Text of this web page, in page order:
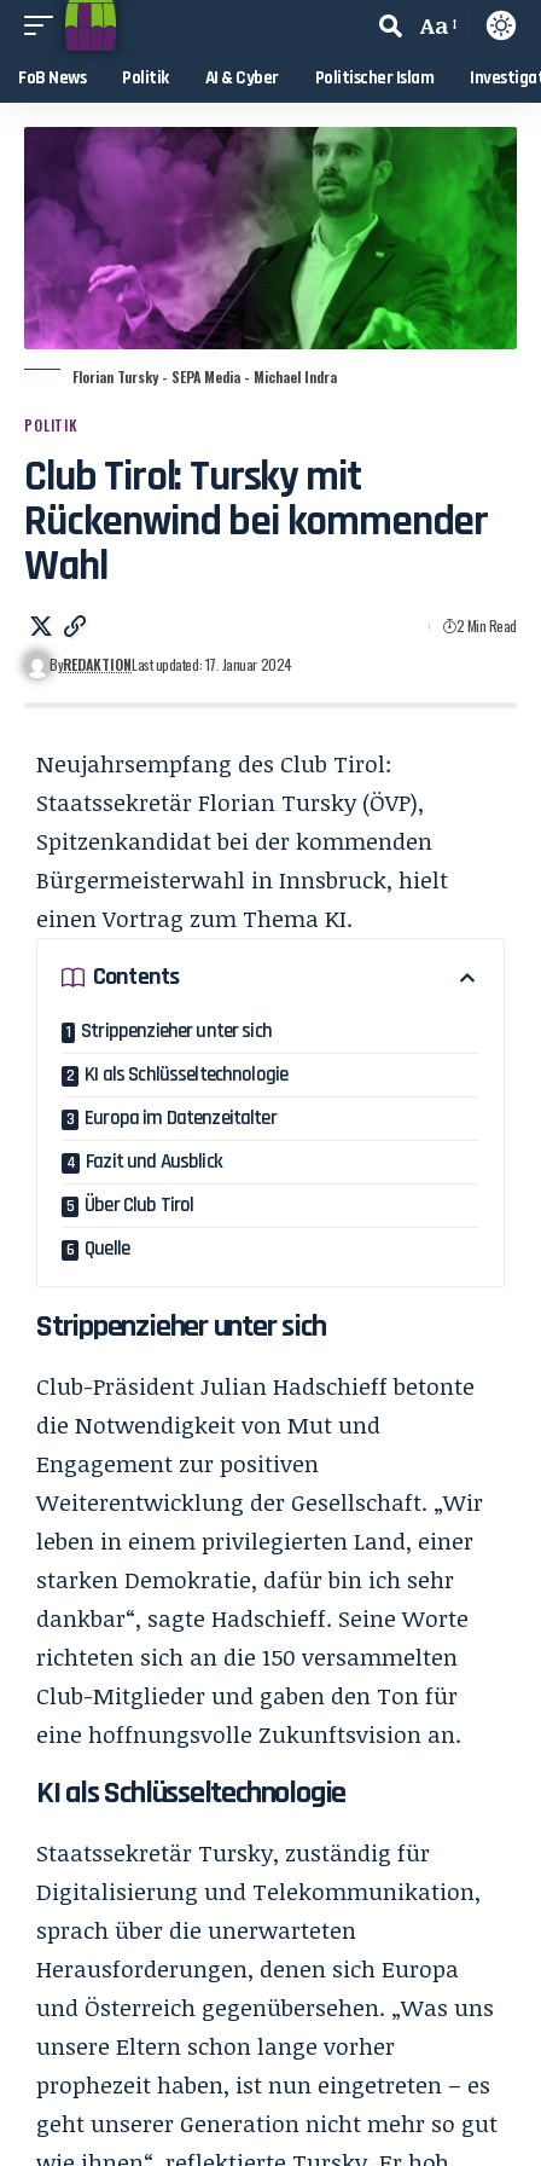
Aa
FoB News Politik AI & Cyber Politischer Islam
Florian Tursky - SEPA Media - Michael Indra
POLITIK
Club Tirol: Tursky mit
Rückenwind bei kommender
Wahl
ByREDAKTIONLast updated: 17. Januar 2024
2 Min Read
Neujahrsempfang des Club Tirol:
Staatssekretär Florian Tursky (ÖVP),
Spitzenkandidat bei der kommenden
Bürgermeisterwahl in Innsbruck, hielt
einen Vortrag zum Thema KI.
Contents
Strippenzieher unter sich
KI als Schlüsseltechnologie
Europa im Datenzeitalter
Fazit und Ausblick
Über Club Tirol
Quelle
Strippenzieher unter sich
Club-Präsident Julian Hadschieff betonte
die Notwendigkeit von Mut und
Engagement zur positiven
Weiterentwicklung der Gesellschaft. „Wir
leben in einem privilegierten Land, einer
starken Demokratie, dafür bin ich sehr
dankbar“, sagte Hadschieff. Seine Worte
richteten sich an die 150 versammelten
Club-Mitglieder und gaben den Ton für
eine hoffnungsvolle Zukunftsvision an.
KI als Schlüsseltechnologie
Staatssekretär Tursky, zuständig für
Digitalisierung und Telekommunikation,
sprach über die unerwarteten
Herausforderungen, denen sich Europa
und Österreich gegenübersehen. „Was uns
unsere Eltern schon lange vorher
prophezeit haben, ist nun eingetreten – es
geht unserer Generation nicht mehr so gut